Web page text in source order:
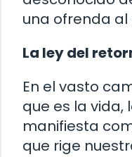
una ofrenda al
La ley del
En el vasto
que es la vida,
manifiesta
que rige